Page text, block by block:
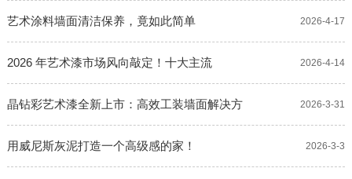
2026-4-17
艺术涂料墙面清洁保养，竟如此简单
2026-4-14
2026 年艺术漆市场风向敲定！十大主流
2026-3-31
晶钻彩艺术漆全新上市：高效工装墙面解决方
2026-3-3
用威尼斯灰泥打造一个高级感的家！